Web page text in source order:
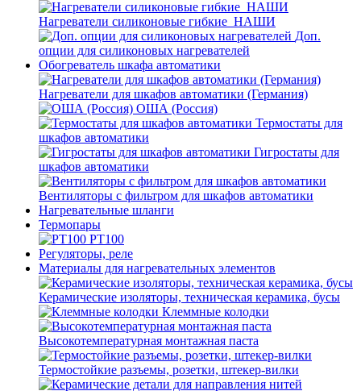
Нагреватели силиконовые гибкие_НАШИ
Доп.
опции для силиконовых нагревателей
Обогреватель шкафа автоматики
Нагреватели для шкафов автоматики (Германия)
ОША (Россия)
Термостаты для
шкафов автоматики
Гигростаты для
шкафов автоматики
Вентиляторы с фильтром для шкафов автоматики
Нагревательные шланги
Термопары
PT100
Регуляторы, реле
Материалы для нагревательных элементов
Керамические изоляторы, техническая керамика, бусы
Клеммные колодки
Высокотемпературная монтажная паста
Термостойкие разъемы, розетки, штекер-вилки